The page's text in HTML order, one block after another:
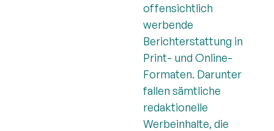
offensichtlich
werbende
Berichterstattung in
Print- und Online-
Formaten. Darunter
fallen sämtliche
redaktionelle
Werbeinhalte, die